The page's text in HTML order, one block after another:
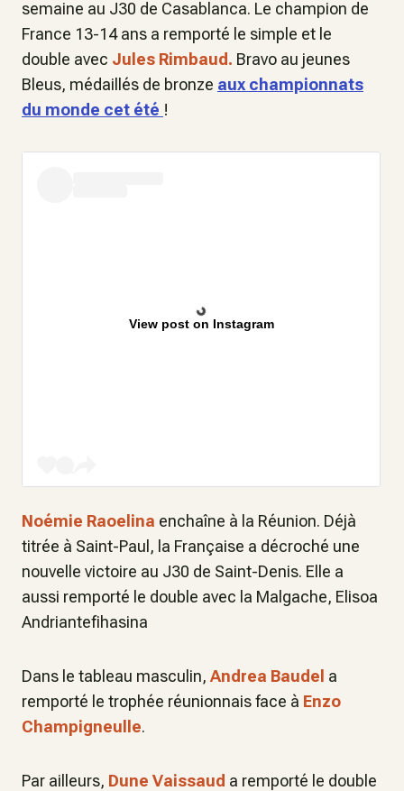
semaine au J30 de Casablanca. Le champion de
France 13-14 ans a remporté le simple et le
double avec Jules Rimbaud. Bravo au jeunes
Bleus, médaillés de bronze aux championnats
du monde cet été !
View post on Instagram
Noémie Raoelina enchaîne à la Réunion. Déjà
titrée à Saint-Paul, la Française a décroché une
nouvelle victoire au J30 de Saint-Denis. Elle a
aussi remporté le double avec la Malgache, Elisoa
Andriantefihasina
Dans le tableau masculin, Andrea Baudel a
remporté le trophée réunionnais face à Enzo
Champigneulle.
Par ailleurs, Dune Vaissaud a remporté le double